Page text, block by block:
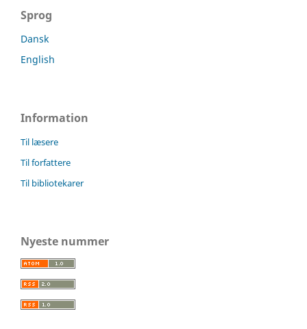
Sprog
Dansk
English
Information
Til læsere
Til forfattere
Til bibliotekarer
Nyeste nummer